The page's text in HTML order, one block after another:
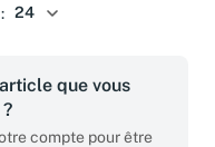
que vous
compte pour être